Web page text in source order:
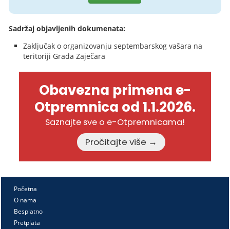
Sadržaj objavljenih dokumenata:
Zaključak o organizovanju septembarskog vašara na
teritoriji Grada Zaječara
Obavezna primena e-
Otpremnica od 1.1.2026.
Saznajte sve o e-Otpremnicama!
Pročitajte više →
Početna
O nama
Besplatno
Pretplata